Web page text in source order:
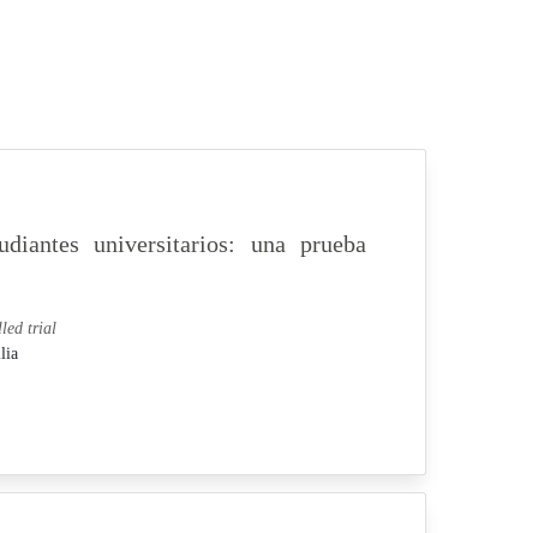
universitarios: una prueba
trial